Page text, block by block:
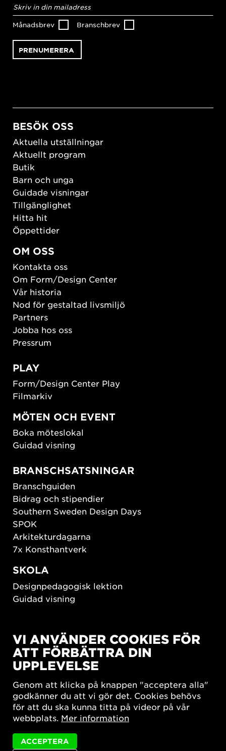
postadress*
Månadsbrev Branschbrev
BESÖK OSS
Aktuella utställningar
Aktuellt program
Butik
Barn och unga
Guidade visningar
Tillgänglighet
Hitta hit
Öppettider
OM OSS
Kontakta oss
Om Form/Design Center
Vår historia
Nod för gestaltad livsmiljö
Partners
Jobba hos oss
Pressrum
PLAY
Form/Design Center Play
Filmarkiv
MÖTEN OCH EVENT
Boka möteslokal
Guidad visning
BRANSCHSATSNINGAR
Branschguiden
Bidrag och stipendier
Southern Sweden Design Days
SPOK
Arkitekturdagarna
7x Konsthantverk
SKOLA
Designpedagogisk lektion
Guidad visning
New European Bauhaus
SUSTAINORDIC
Share Future Living
What Matter_s
VI ANVÄNDER COOKIES FÖR
ATT FÖRBÄTTRA DIN
UPPLEVELSE
Genom att klicka på knappen "acceptera alla"
godkänner du att vi gör det. Cookies behövs
för att du ska kunna titta på videor på vår
webbplats. Mer information
ACCEPTERA